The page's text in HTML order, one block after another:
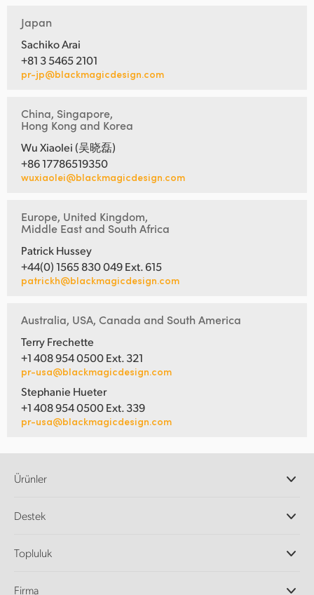
Japan
Sachiko Arai
+81 3 5465 2101
pr-jp@blackmagicdesign.com
China, Singapore,
Hong Kong and Korea
Wu Xiaolei (吴晓磊)
+86 17786519350
wuxiaolei@blackmagicdesign.com
Europe, United Kingdom,
Middle East and South Africa
Patrick Hussey
+44(0) 1565 830 049 Ext. 615
patrickh@blackmagicdesign.com
Australia, USA, Canada and South America
Terry Frechette
+1 408 954 0500 Ext. 321
pr-usa@blackmagicdesign.com
Stephanie Hueter
+1 408 954 0500 Ext. 339
pr-usa@blackmagicdesign.com
Ürünler
DaVinci Resolve ve Fusion Yazılımı
Ultimatte
Kayıt ve Oynatım
Destek
Destek Merkezi
Topluluk
Firma